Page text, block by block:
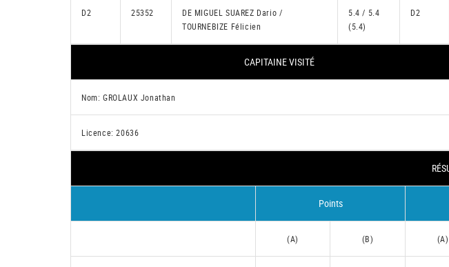
D2 25352
DE MIGUEL SUAREZ Dario /
TOURNEBIZE Félicien
5.4 / 5.4
(5.4)
D2
CAPITAINE VISITÉ
Nom: GROLAUX Jonathan
Licence: 20636
Points
(A) (B) (A)